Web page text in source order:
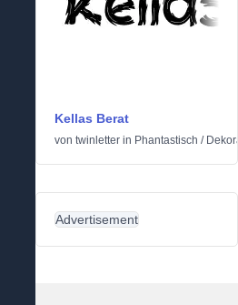
Kellas Berat
von twinletter in Phantastisch /
Advertisement